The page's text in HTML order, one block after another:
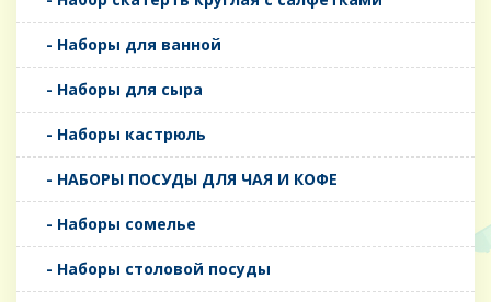
- Наборы для ванной
- Наборы для сыра
- Наборы кастрюль
- НАБОРЫ ПОСУДЫ ДЛЯ ЧАЯ И КОФЕ
- Наборы сомелье
- Наборы столовой посуды